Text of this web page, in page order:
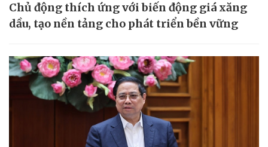
Chủ động thích ứng với biến động giá xăng
dầu, tạo nền tảng cho phát triển bền vững